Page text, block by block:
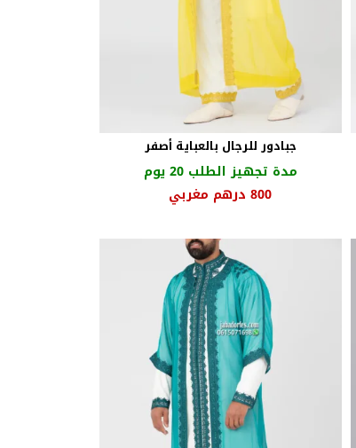
جبادور للرجال بالعباية أصفر
مدة تجهيز الطلب 20 يوم
السعر
950 درهم
مغربي.
800 درهم مغربيالسعر